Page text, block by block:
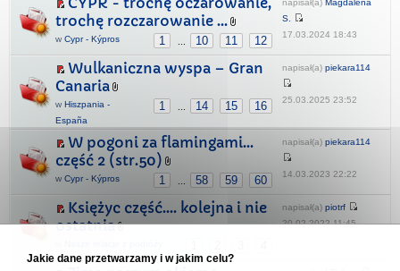
trochę rozczarowanie ...
1 10 11 12
w Cypr - Kýpros
S.
17.03.2024 18:43
Wulkaniczna wyspa – Gran
Canaria
1 14 15 16
w Hiszpania -
España
napisał(a) piekara114
25.03.2025 23:52
W pogoni za flamingami…
część 2 (str.50)
1 58 59 60
w Cypr - Kýpros
napisał(a) piekara114
14.03.2023 22:22
Księżyc część.... kolejna i nie
ostatnia
napisał(a) piotrf
20.02.2022 11:45
Jakie dane przetwarzamy i w jakim celu?